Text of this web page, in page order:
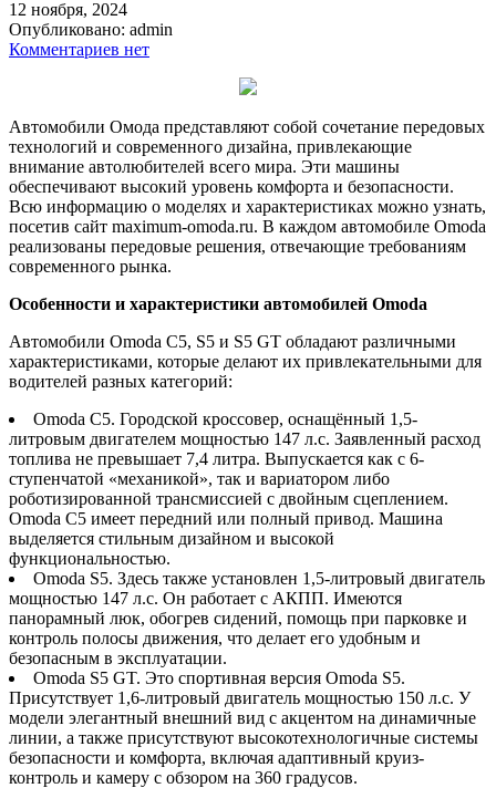
12 ноября, 2024
Опубликовано: admin
Комментариев нет
Автомобили Омода представляют собой сочетание передовых
технологий и современного дизайна, привлекающие
внимание автолюбителей всего мира. Эти машины
обеспечивают высокий уровень комфорта и безопасности.
Всю информацию о моделях и характеристиках можно узнать,
посетив сайт maximum-omoda.ru. В каждом автомобиле Omoda
реализованы передовые решения, отвечающие требованиям
современного рынка.
Особенности и характеристики автомобилей Omoda
Автомобили Omoda C5, S5 и S5 GT обладают различными
характеристиками, которые делают их привлекательными для
водителей разных категорий:
Omoda C5. Городской кроссовер, оснащённый 1,5-
литровым двигателем мощностью 147 л.с. Заявленный расход
топлива не превышает 7,4 литра. Выпускается как с 6-
ступенчатой «механикой», так и вариатором либо
роботизированной трансмиссией с двойным сцеплением.
Omoda C5 имеет передний или полный привод. Машина
выделяется стильным дизайном и высокой
функциональностью.
Omoda S5. Здесь также установлен 1,5-литровый двигатель
мощностью 147 л.с. Он работает с АКПП. Имеются
панорамный люк, обогрев сидений, помощь при парковке и
контроль полосы движения, что делает его удобным и
безопасным в эксплуатации.
Omoda S5 GT. Это спортивная версия Omoda S5.
Присутствует 1,6-литровый двигатель мощностью 150 л.с. У
модели элегантный внешний вид с акцентом на динамичные
линии, а также присутствуют высокотехнологичные системы
безопасности и комфорта, включая адаптивный круиз-
контроль и камеру с обзором на 360 градусов.